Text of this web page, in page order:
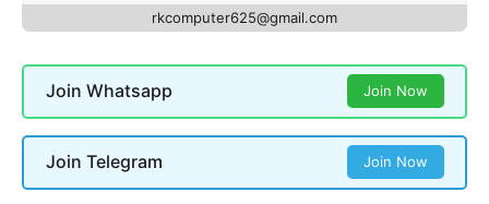
rkcomputer625@gmail.com
Join Whatsapp Join Now
Join Telegram Join Now